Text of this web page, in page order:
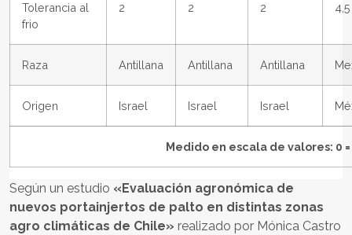
Medido en escala de valores: 0
Tolerancia al
frio
2 2 2 4,5
Raza Antillana Antillana Antillana
Origen Israel Israel Israel
Según un estudio «Evaluación agronómica de
nuevos portainjertos de palto en distintas zonas
agro climáticas de Chile» realizado por Mónica Castro